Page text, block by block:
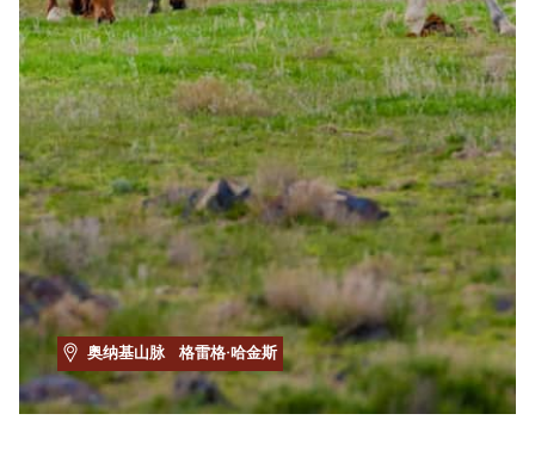
奥纳基山脉 格雷格·哈金斯